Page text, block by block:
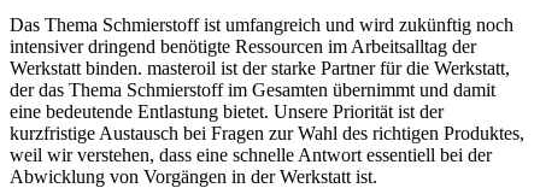
Das Thema Schmierstoff ist umfangreich und wird zukünftig noch
intensiver dringend benötigte Ressourcen im Arbeitsalltag der
Werkstatt binden. masteroil ist der starke Partner für die Werkstatt,
der das Thema Schmierstoff im Gesamten übernimmt und damit
eine bedeutende Entlastung bietet. Unsere Priorität ist der
kurzfristige Austausch bei Fragen zur Wahl des richtigen Produktes,
weil wir verstehen, dass eine schnelle Antwort essentiell bei der
Abwicklung von Vorgängen in der Werkstatt ist.